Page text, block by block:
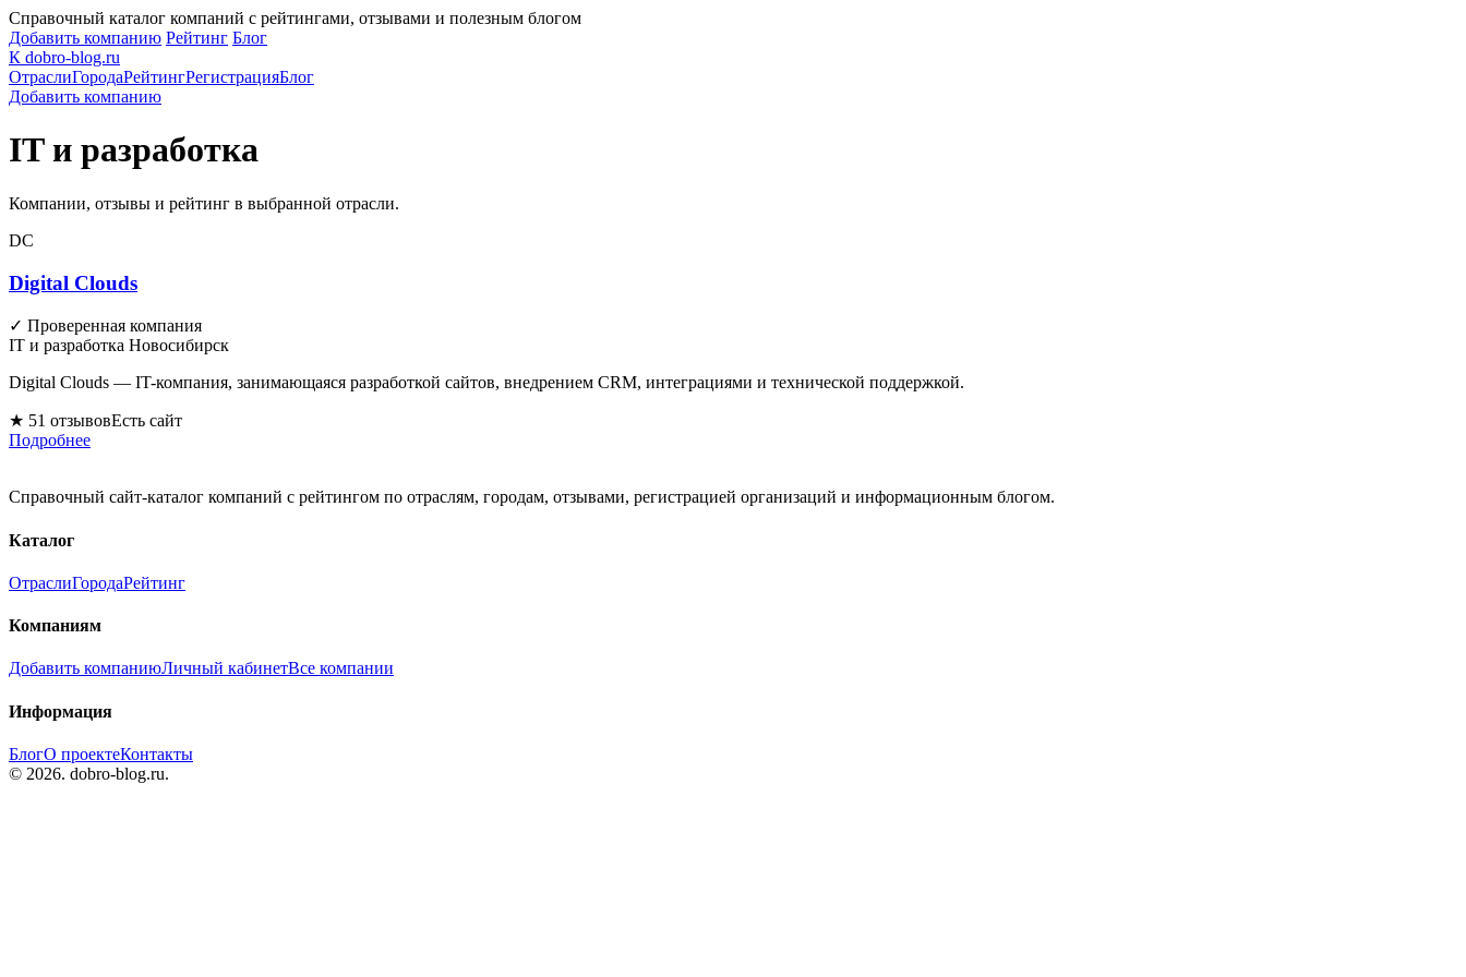
Справочный каталог компаний с рейтингами, отзывами и полезным блогом
Добавить компанию Рейтинг Блог
К dobro-blog.ru
ОтраслиГородаРейтингРегистрацияБлог
Добавить компанию
IT и разработка
Компании, отзывы и рейтинг в выбранной отрасли.
DC
Digital Clouds
✓ Проверенная компания
IT и разработка Новосибирск
Digital Clouds — IT-компания, занимающаяся разработкой сайтов, внедрением CRM, интеграциями и технической поддержкой.
★ 51 отзывовЕсть сайт
Подробнее
Справочный сайт-каталог компаний с рейтингом по отраслям, городам, отзывами, регистрацией организаций и информационным блогом.
Каталог
ОтраслиГородаРейтинг
Компаниям
Добавить компаниюЛичный кабинетВсе компании
Информация
БлогО проектеКонтакты
© 2026. dobro-blog.ru.